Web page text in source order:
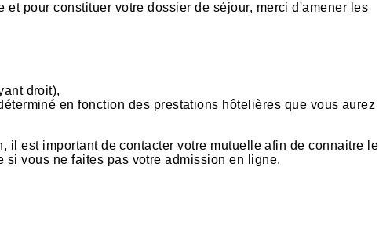
pour constituer votre dossier de séjour, merci d'amener les
droit),
en fonction des prestations hôtelières que vous aurez
il est important de contacter votre mutuelle afin de connaitre le
vous ne faites pas votre admission en ligne.